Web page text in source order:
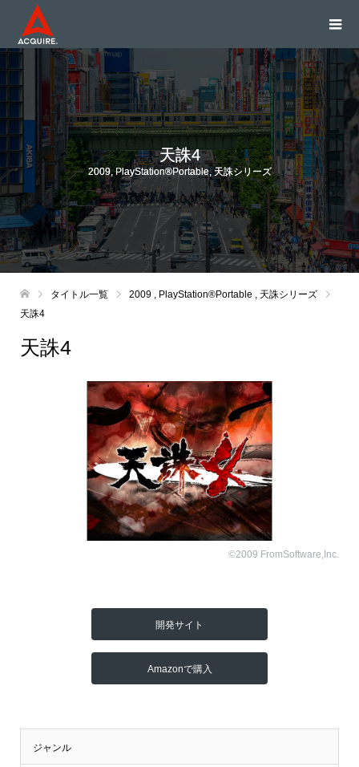
天誅4
2009,PlayStation®Portable,天誅シリーズ
タイトル一覧 2009 PlayStation®Portable
天誅シリーズ
天誅4
天誅4
©2009 FromSoftware,Inc.
開発サイト
Amazonで購入
ジャンル